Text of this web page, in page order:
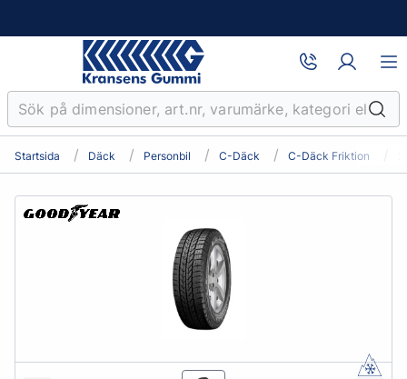
Startsida Däck Personbil C-Däck C-Däck Friktion